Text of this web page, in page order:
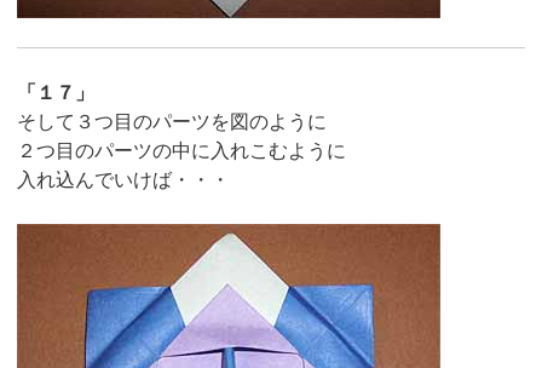
「１７」
そして３つ目のパーツを図のように
２つ目のパーツの中に入れこむように
入れ込んでいけば・・・